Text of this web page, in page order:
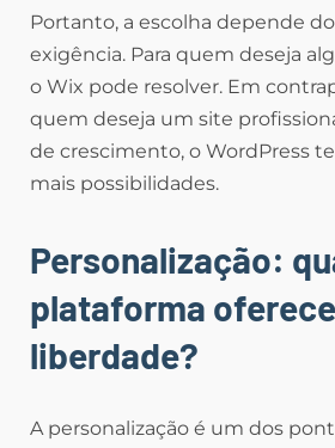
Portanto, a escolha depende
exigência. Para quem deseja
o Wix pode resolver. Em
quem deseja um site
de crescimento, o WordPress
mais possibilidades.
Personalização:
plataforma
liberdade?
A personalização é um dos